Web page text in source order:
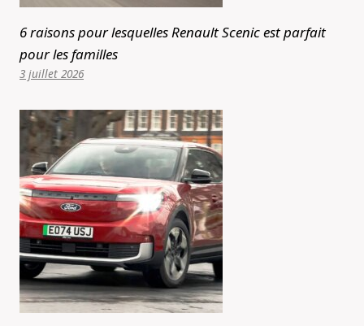
6 raisons pour lesquelles Renault Scenic est parfait
pour les familles
3 juillet 2026